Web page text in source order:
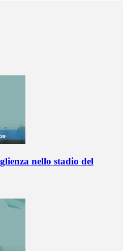
nello stadio del